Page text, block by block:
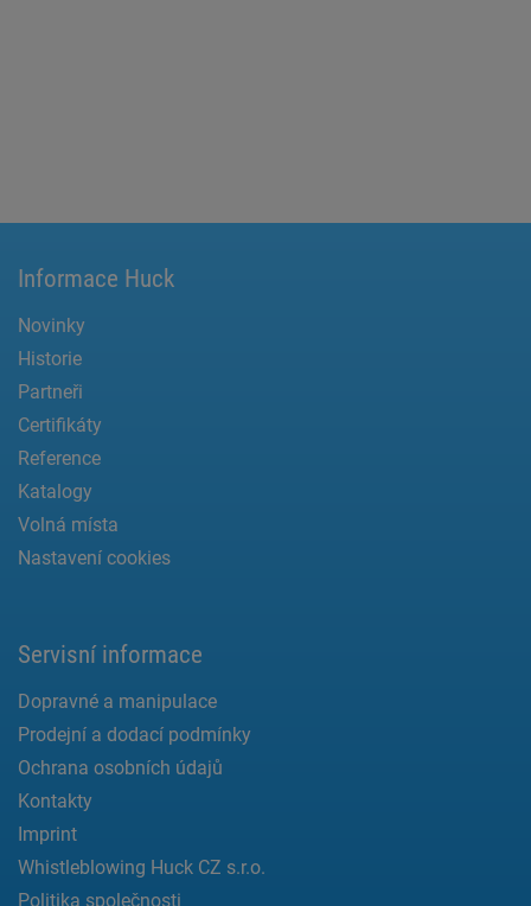
Informace Huck
Novinky
Historie
Partneři
Certifikáty
Reference
Katalogy
Volná místa
Nastavení cookies
Servisní informace
Dopravné a manipulace
Prodejní a dodací podmínky
Ochrana osobních údajů
Kontakty
Imprint
Whistleblowing Huck CZ s.r.o.
Politika společnosti